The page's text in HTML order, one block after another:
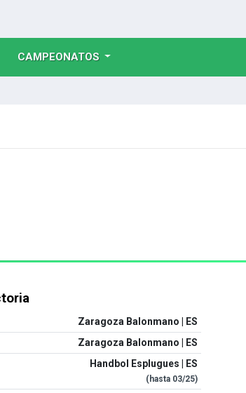
CAMPEONATOS
Zaragoza Balonmano | ES
Zaragoza Balonmano | ES
Handbol Esplugues | ES
(hasta 03/25)